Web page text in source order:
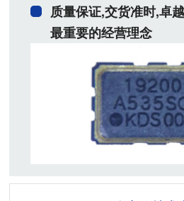
质量保证,交货准时,卓
最重要的经营理念